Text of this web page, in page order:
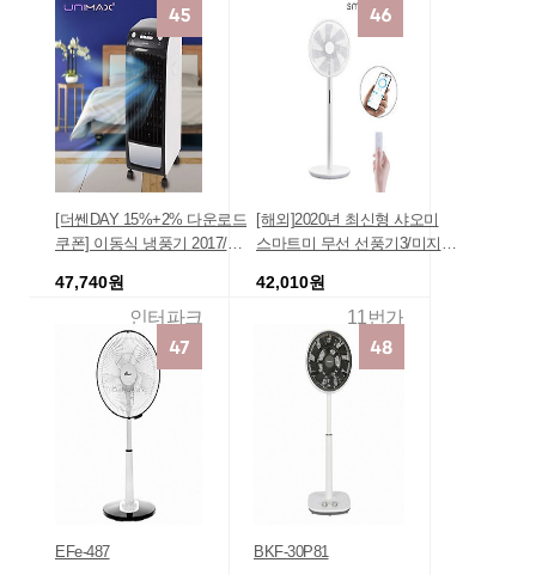
[더쎈DAY 15%+2% 다운로드
쿠폰] 이동식 냉풍기 2017/에
47,740원
인터파크
[해외]2020년 최신형 샤오미
스마트미 무선 선풍기3/미지아
42,010원
11번가
EFe-487 BKF-30P81